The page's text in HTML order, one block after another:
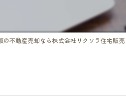
査定
の不動産売却なら株式会社リクソラ住宅販売